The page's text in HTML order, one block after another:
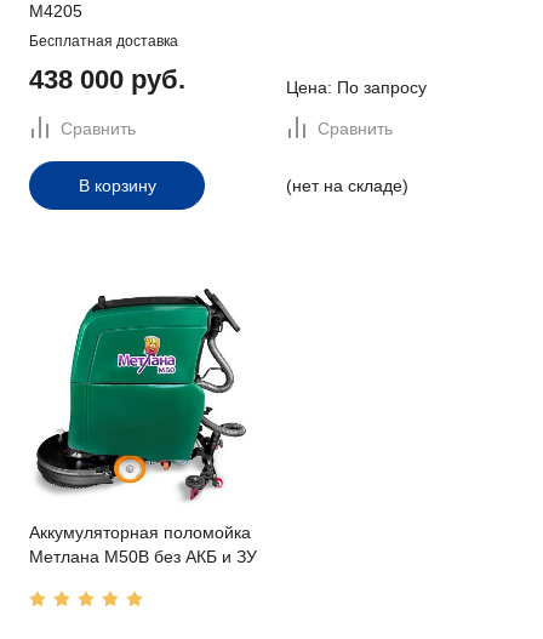
M4205
Бесплатная доставка
438 000 руб.
Сравнить
В корзину
Цена: По запросу
Сравнить
(нет на складе)
Аккумуляторная поломойка
Метлана M50В без АКБ и ЗУ